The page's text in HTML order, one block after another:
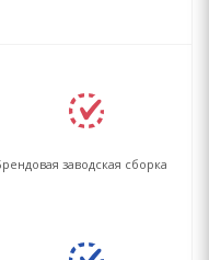
заводская сборка